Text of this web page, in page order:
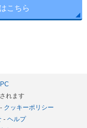
こちら
PC
れます
- クッキーポリシー
- ヘルプ